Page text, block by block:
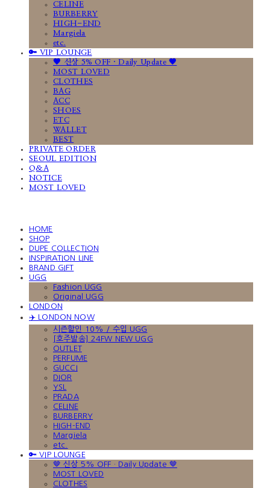
CELINE
BURBERRY
HIGH-END
Margiela
etc.
🔑 VIP LOUNGE
🤎 신상 5% OFF · Daily Update 🤎
MOST LOVED
CLOTHES
BAG
ACC
SHOES
ETC
WALLET
BEST
PRIVATE ORDER
SEOUL EDITION
Q&A
NOTICE
MOST LOVED
HOME
SHOP
DUPE COLLECTION
INSPIRATION LINE
BRAND GIFT
UGG
Fashion UGG
Original UGG
LONDON
✈️ LONDON NOW
시즌할인 10% / 수입 UGG
[호주발송] 24FW NEW UGG
OUTLET
PERFUME
GUCCI
DIOR
YSL
PRADA
CELINE
BURBERRY
HIGH-END
Margiela
etc.
🔑 VIP LOUNGE
🤎 신상 5% OFF · Daily Update 🤎
MOST LOVED
CLOTHES